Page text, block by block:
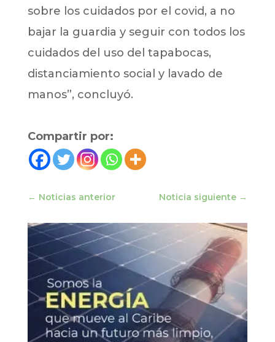
sobre los cuidados por el covid, a no
bajar la guardia y seguir con todos los
cuidados del uso del tapabocas,
distanciamiento social y lavado de
manos”, concluyó.
Compartir por:
← Noticias anterior Noticia siguiente →